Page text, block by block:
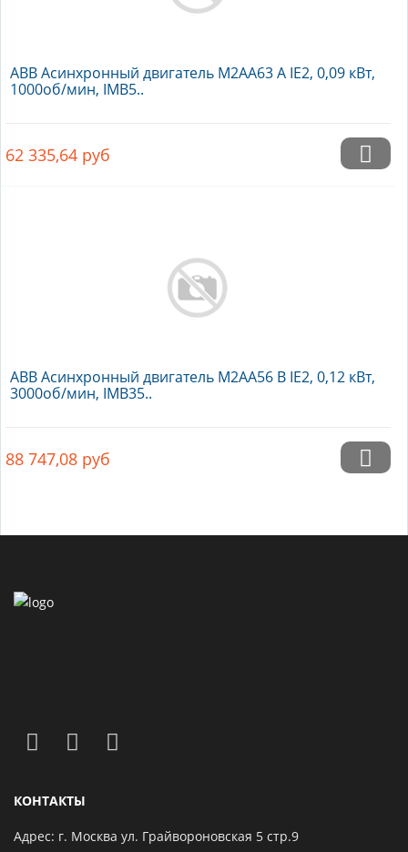
ABB Асинхронный двигатель M2AA63 A IE2, 0,09 кВт,
1000об/мин, IMB5..
62 335,64 руб
ABB Асинхронный двигатель M2AA56 B IE2, 0,12 кВт,
3000об/мин, IMB35..
88 747,08 руб
КОНТАКТЫ
Адрес: г. Москва ул. Грайвороновская 5 стр.9